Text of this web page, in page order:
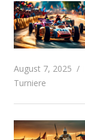
August 7, 2025
Turniere